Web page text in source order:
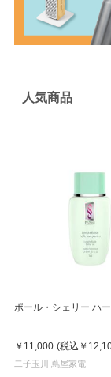
人気商品
ポール・シェリー ハ
￥11,000 (税込 ￥
二子玉川 蔦屋家電